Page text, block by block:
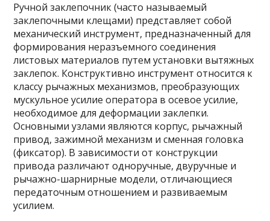
Ручной заклепочник (часто называемый
заклепочными клещами) представляет собой
механический инструмент, предназначенный для
формирования неразъемного соединения
листовых материалов путем установки вытяжных
заклепок. Конструктивно инструмент относится к
классу рычажных механизмов, преобразующих
мускульное усилие оператора в осевое усилие,
необходимое для деформации заклепки.
Основными узлами являются корпус, рычажный
привод, зажимной механизм и сменная головка
(фиксатор). В зависимости от конструкции
привода различают одноручные, двуручные и
рычажно-шарнирные модели, отличающиеся
передаточным отношением и развиваемым
усилием.